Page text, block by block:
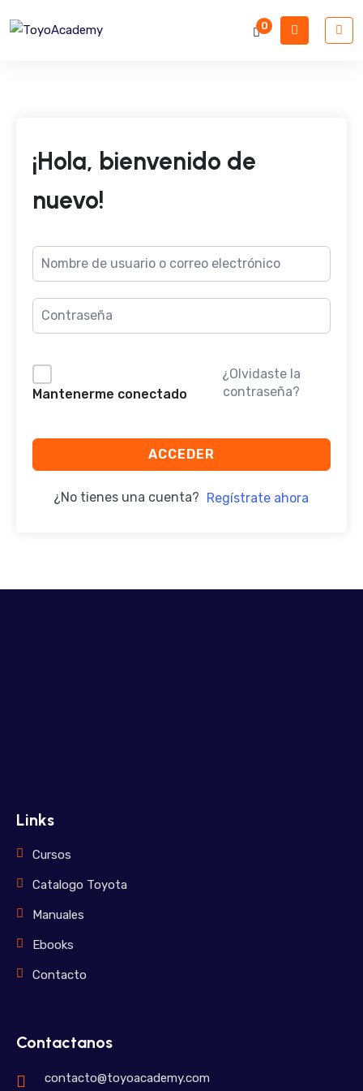
0
¡Hola, bienvenido de
nuevo!
Mantenerme conectado
¿Olvidaste la
contraseña?
ACCEDER
¿No tienes una cuenta? Regístrate ahora
Links
Cursos
Catalogo Toyota
Manuales
Ebooks
Contacto
Contactanos
contacto@toyoacademy.com